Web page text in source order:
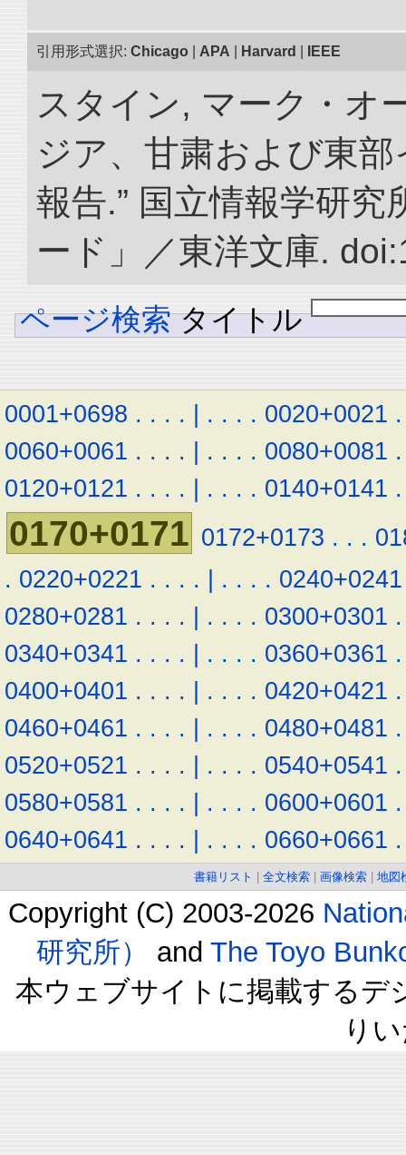
引用形式選択: Chicago APA Harvard IEEE
スタイン, マーク・オ
ジア、甘粛および東
報告.” 国立情報学研
ード」／東洋文庫.
ページ検索 タイトル
0001+0698 . . . . | . . . . 0020+0021 .
0060+0061 . . . . | . . . . 0080+0081 .
0120+0121 . . . . | . . . . 0140+0141 .
0170+0171 0172+0173 . . .
. 0220+0221 . . . . | . . . . 0240+0241
0280+0281 . . . . | . . . . 0300+0301 .
0340+0341 . . . . | . . . . 0360+0361 .
0400+0401 . . . . | . . . . 0420+0421 .
0460+0461 . . . . | . . . . 0480+0481 .
0520+0521 . . . . | . . . . 0540+0541 .
0580+0581 . . . . | . . . . 0600+0601 .
0640+0641 . . . . | . . . . 0660+0661 .
書籍リスト 全文検索 画像検索 地図
Copyright (C) 2003-2026
研究所）
and The Toyo
本ウェブサイトに掲載するデ
り